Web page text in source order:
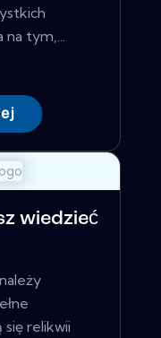
na tym,...
wiedzieć
relikwii